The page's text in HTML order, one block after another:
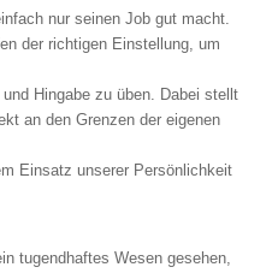
nur seinen Job gut macht.
der richtigen Einstellung, um
Hingabe zu üben. Dabei stellt
an den Grenzen der eigenen
Einsatz unserer Persönlichkeit
tugendhaftes Wesen gesehen,